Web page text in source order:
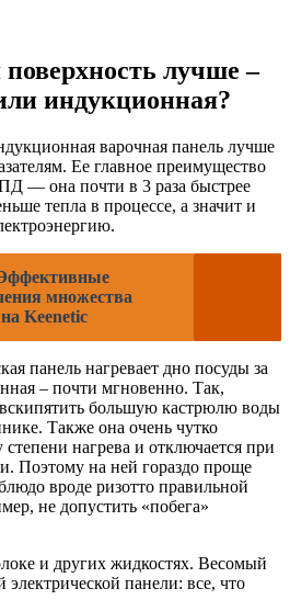
лучше –
индукционная?
варочная панель лучше
Ее главное преимущество
— она почти в 3 раза быстрее
тепла в процессе, а значит и
множества
Keenetic
панель нагревает дно посуды за
– почти мгновенно. Так,
большую кастрюлю воды
Также она очень чутко
степени нагрева и отключается при
Поэтому на ней гораздо проще
вроде ризотто правильной
не допустить «побега»
и других жидкостях. Весомый
панели: все, что